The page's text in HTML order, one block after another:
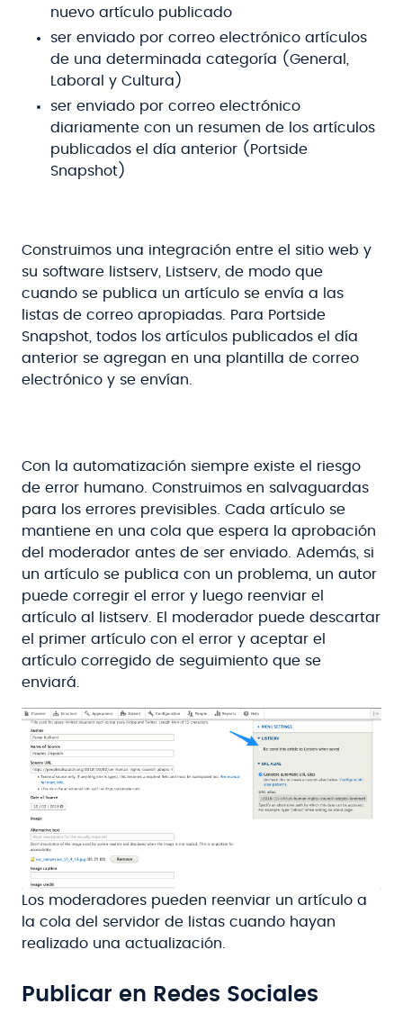
nuevo artículo publicado
ser enviado por correo electrónico artículos
de una determinada categoría (General,
Laboral y Cultura)
ser enviado por correo electrónico
diariamente con un resumen de los artículos
publicados el día anterior (Portside
Snapshot)
Construimos una integración entre el sitio web y
su software listserv, Listserv, de modo que
cuando se publica un artículo se envía a las
listas de correo apropiadas. Para Portside
Snapshot, todos los artículos publicados el día
anterior se agregan en una plantilla de correo
electrónico y se envían.
Con la automatización siempre existe el riesgo
de error humano. Construimos en salvaguardas
para los errores previsibles. Cada artículo se
mantiene en una cola que espera la aprobación
del moderador antes de ser enviado. Además, si
un artículo se publica con un problema, un autor
puede corregir el error y luego reenviar el
artículo al listserv. El moderador puede descartar
el primer artículo con el error y aceptar el
artículo corregido de seguimiento que se
enviará.
Los moderadores pueden reenviar un artículo a
la cola del servidor de listas cuando hayan
realizado una actualización.
Publicar en Redes Sociales